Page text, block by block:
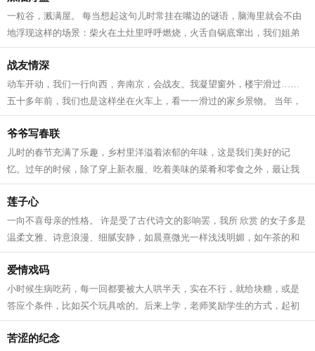
一粒谷，溅满屋。 每当想起这句儿时常挂在嘴边的谜语，脑海里就会不由
地浮现这样的场景：柴火在土灶里呼呼燃烧，火舌自锅底窜出，我们姐弟
坐在宽板条凳上，烤火，添柴，叽叽喳...
战友情深
动车开动，我们一行向西，奔南京，会战友。我凝望窗外，楼宇滑过……
五十多年前，我们也是这样坐在火车上，看一一滑过的家乡景物。 当年，
我们是一群特殊的“小兵”，大多数十...
爷爷写春联
儿时的春节充满了乐趣，乡村里洋溢着浓郁的年味，这是我们美好的记
忆。过年的时候，除了穿上新衣服、吃着美味的菜肴和零食之外，最让我
难忘的却是春联。 千门万户日，总把...
莲子心
一向不喜母亲的性格。 许是受了古代诗文的影响罢，我所 欣赏 的女子多是
温柔文雅、诗意浪漫、细腻安静，如晨熹微光一样浅浅明媚，如午茶的和
风一样淡然空灵，如长青的落松一样...
爱情戏码
小时候生病吃药，每一回都要被大人哄半天，实在不行，就给块糖，或是
答应个条件，比如买个玩具啥的。后来上学，老师奖励学生的方式，起初
是小红花，后来是笔记本。再后来我写...
苦涩的纪念